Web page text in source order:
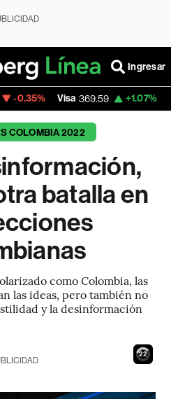
Ingresar
369.59 +1.07% MercadoLibre
COLOMBIA 2022
batalla en
como Colombia, las
las ideas, pero también no
y la desinformación
21